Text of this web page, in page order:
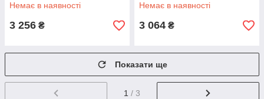
Немає в наявності
3 256 ₴
Немає в наявності
3 064 ₴
Показати ще
1 / 3